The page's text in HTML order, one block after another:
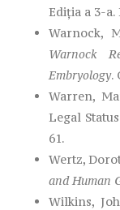
Ediția a 3-
Warnock,
Warnock
Embryology.
Warren,
Legal
61.
Wertz,
and Human
Wilkins,